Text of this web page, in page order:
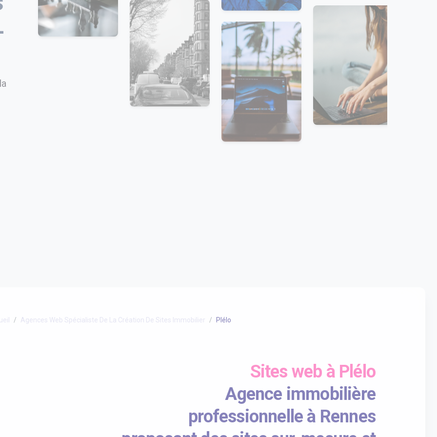
Agences Web Spécialiste De La Création De Sites Immobilier Plélo
Sites web à Plélo
Agence immobilière
professionnelle à Rennes